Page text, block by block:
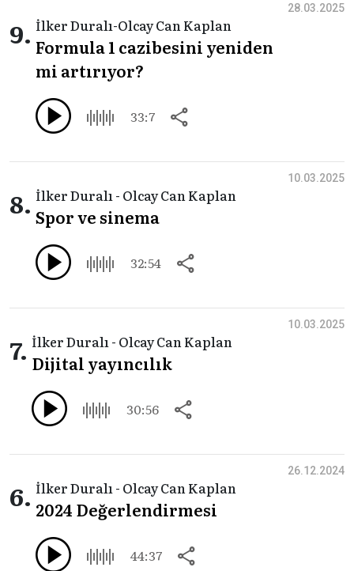
9. İlker Duralı-Olcay Can Kaplan
Formula 1 cazibesini yeniden
mi artırıyor?
33:7
28.03.2025
8. İlker Duralı - Olcay Can Kaplan
Spor ve sinema
32:54
10.03.2025
7. İlker Duralı - Olcay Can Kaplan
Dijital yayıncılık
30:56
10.03.2025
6. İlker Duralı - Olcay Can Kaplan
2024 Değerlendirmesi
44:37
26.12.2024